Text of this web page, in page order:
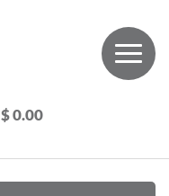
$ 0.00